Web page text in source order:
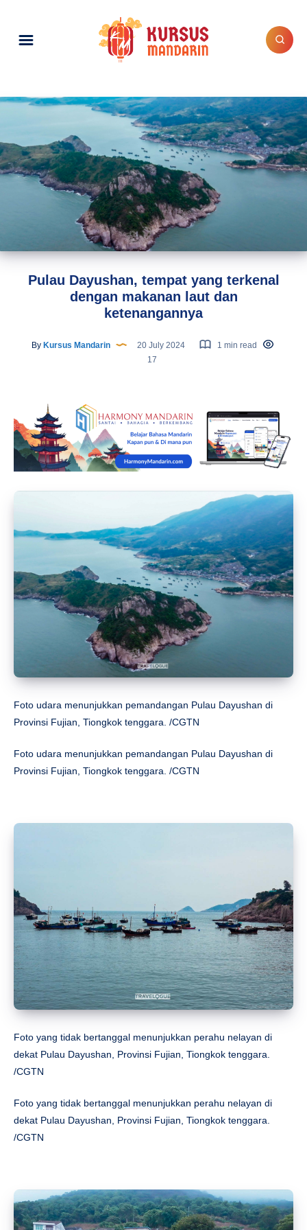
Pulau Dayushan, tempat yang terkenal
dengan makanan laut dan
ketenangannya
By Kursus Mandarin 20 July 2024
1 min read
17
Foto udara menunjukkan pemandangan Pulau Dayushan di
Provinsi Fujian, Tiongkok tenggara. /CGTN
Foto udara menunjukkan pemandangan Pulau Dayushan di
Provinsi Fujian, Tiongkok tenggara. /CGTN
Foto yang tidak bertanggal menunjukkan perahu nelayan di
dekat Pulau Dayushan, Provinsi Fujian, Tiongkok tenggara.
/CGTN
Foto yang tidak bertanggal menunjukkan perahu nelayan di
dekat Pulau Dayushan, Provinsi Fujian, Tiongkok tenggara.
/CGTN